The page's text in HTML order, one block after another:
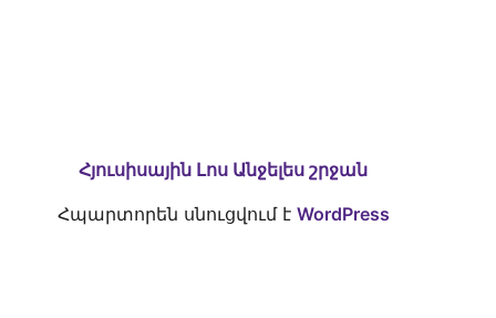
Հյուսիսային Լոս Անջելես շրջան
Հպարտորեն սնուցվում է WordPress